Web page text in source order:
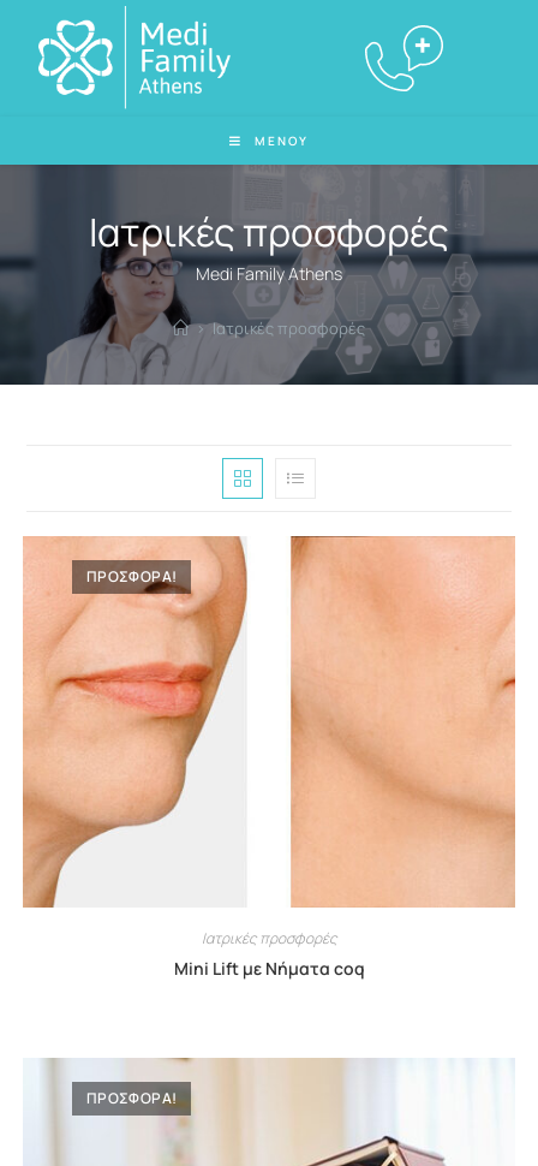
ΜΕΝΟΥ
Ιατρικές προσφορές
Medi Family Athens
> Ιατρικές προσφορές
ΠΡΟΣΦΟΡΑ!
Ιατρικές προσφορές
Mini Lift με Νήματα coq
ΠΡΟΣΦΟΡΑ!